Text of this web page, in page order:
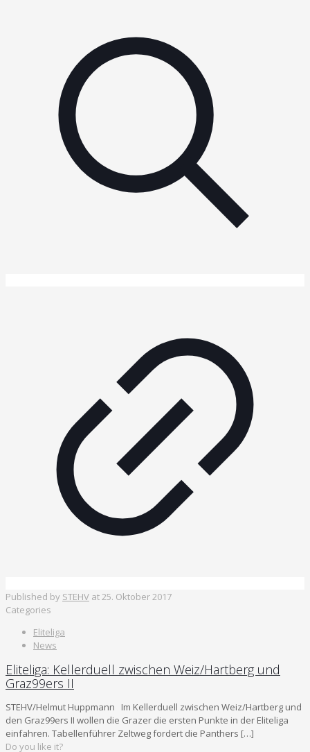
Published by STEHV at25. Oktober 2017
Categories
Eliteliga
News
Eliteliga: Kellerduell zwischen Weiz/Hartberg und
Graz99ers II
STEHV/Helmut Huppmann Im Kellerduell zwischen Weiz/Hartberg und
den Graz99ers II wollen die Grazer die ersten Punkte in der Eliteliga
einfahren. Tabellenführer Zeltweg fordert die Panthers […]
Do you like it?